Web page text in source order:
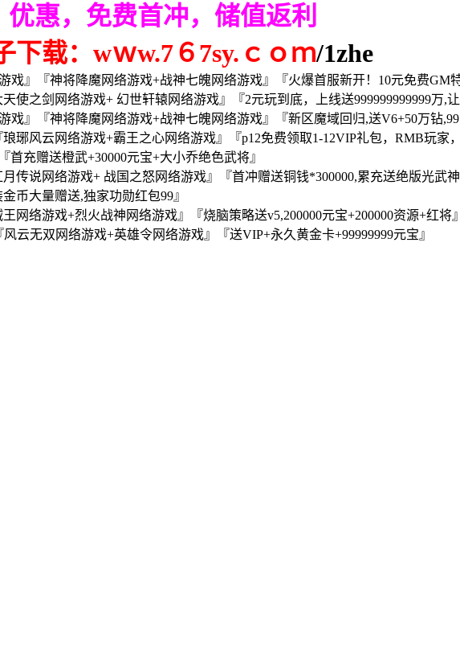
惠，免费首冲，储值返利
下载：wｗw.7６7sy.ｃｏｍ/1zhe
戏』『神将降魔网络游戏+战神七魄网络游戏』『火爆首服新开！10元免费GM
使之剑网络游戏+ 幻世轩辕网络游戏』『2元玩到底，上线送999999999999万,让
戏』『神将降魔网络游戏+战神七魄网络游戏』『新区魔域回归,送V6+50万钻,99
琅琊风云网络游戏+霸王之心网络游戏』『p12免费领取1-12VIP礼包，RMB玩
首充赠送橙武+30000元宝+大小乔绝色武将』
月传说网络游戏+ 战国之怒网络游戏』『首冲赠送铜钱*300000,累充送绝版光
币大量赠送,独家功勋红包99』
网络游戏+烈火战神网络游戏』『烧脑策略送v5,200000元宝+200000资源+红将』
风云无双网络游戏+英雄令网络游戏』『送VIP+永久黄金卡+99999999元宝』